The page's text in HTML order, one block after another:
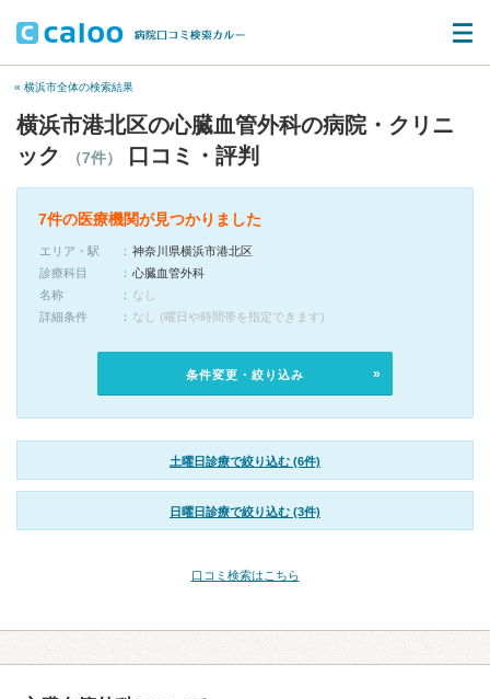
« 横浜市全体の検索結果
横浜市港北区の心臓血管外科の病院・クリニ
ック
（7件） 口コミ・評判
7件の医療機関が見つかりました
エリア・駅
神奈川県横浜市港北区
診療科目
心臓血管外科
名称
なし
詳細条件
なし (曜日や時間帯を指定できます)
条件変更・絞り込み
土曜日診療で絞り込む (6件)
日曜日診療で絞り込む (3件)
口コミ検索はこちら